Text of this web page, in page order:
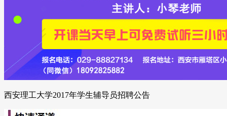
西安理工大学2017年学生辅导员招聘公告